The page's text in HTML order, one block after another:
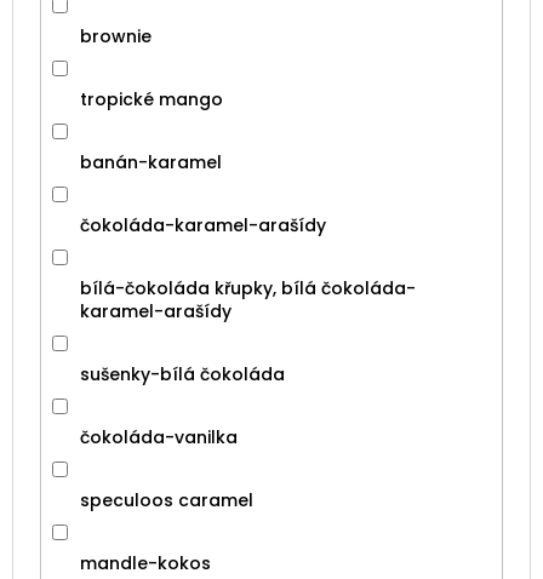
brownie
tropické mango
banán-karamel
čokoláda-karamel-arašídy
bílá-čokoláda křupky, bílá čokoláda-
karamel-arašídy
sušenky-bílá čokoláda
čokoláda-vanilka
speculoos caramel
mandle-kokos